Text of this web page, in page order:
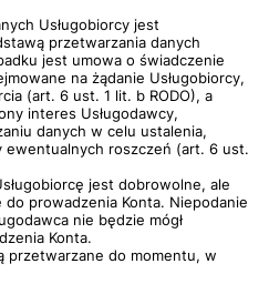
Usługobiorcy jest
przetwarzania danych
jest umowa o świadczenie
na żądanie Usługobiorcy,
(art. 6 ust. 1 lit. b RODO), a
interes Usługodawcy,
danych w celu ustalenia,
ewentualnych roszczeń (art. 6 ust.
jest dobrowolne, ale
prowadzenia Konta. Niepodanie
nie będzie mógł
Konta.
przetwarzane do momentu, w